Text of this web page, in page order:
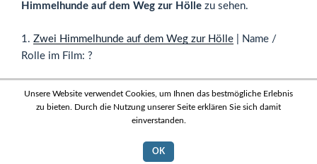
Himmelhunde auf dem Weg zur Hölle zu sehen.
1. Zwei Himmelhunde auf dem Weg zur Hölle | Name /
Rolle im Film: ?
Sitemap|Impressum
Terence Hill Fanseite - 2011-2026
Unsere Website verwendet Cookies, um Ihnen das bestmögliche Erlebnis
zu bieten. Durch die Nutzung unserer Seite erklären Sie sich damit
einverstanden.
OK